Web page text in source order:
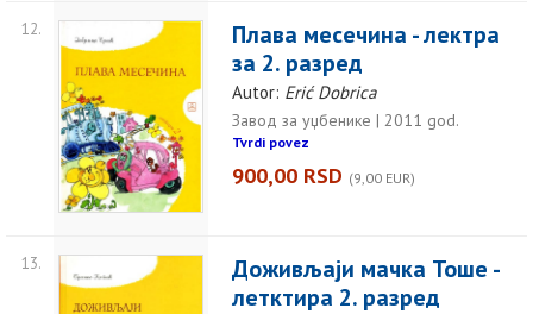
12.
Плава месечина - лектра
за 2. разред
Autor: Erić Dobrica
Завод за уџбенике | 2011 god.
Tvrdi povez
900,00 RSD (9,00 EUR)
13.
Доживљаји мачка Тоше -
летктира 2. разред